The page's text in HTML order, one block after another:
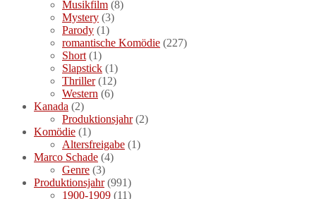
Musikfilm (8)
Mystery (3)
Parody (1)
romantische Komödie (227)
Short(1)
Slapstick (1)
Thriller(12)
Western (6)
Kanada (2)
Produktionsjahr(2)
Komödie (1)
Altersfreigabe (1)
Marco Schade (4)
Genre (3)
Produktionsjahr(991)
1900-1909 (11)